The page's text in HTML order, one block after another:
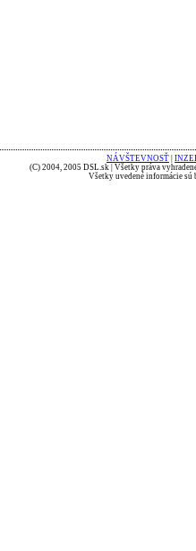
NÁVŠTEVNOSŤ
(C) 2004, 2005 DSL.sk | Všetky práva
Všetky uvedené informácie sú